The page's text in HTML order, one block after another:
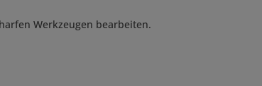
Werkzeugen bearbeiten.